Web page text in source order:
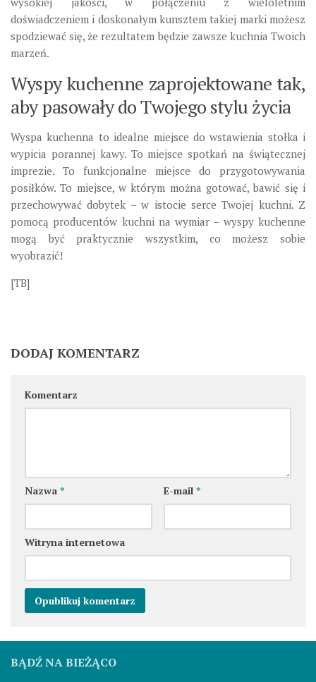
doświadczeniem i doskonałym kunsztem takiej marki możesz
spodziewać się, że rezultatem będzie zawsze kuchnia Twoich
marzeń.
Wyspy kuchenne zaprojektowane tak,
aby pasowały do Twojego stylu życia
Wyspa kuchenna to idealne miejsce do wstawienia stołka i
wypicia porannej kawy. To miejsce spotkań na świątecznej
imprezie. To funkcjonalne miejsce do przygotowywania
posiłków. To miejsce, w którym można gotować, bawić się i
przechowywać dobytek – w istocie serce Twojej kuchni. Z
pomocą producentów kuchni na wymiar – wyspy kuchenne
mogą być praktycznie wszystkim, co możesz sobie
wyobrazić!
[TB]
DODAJ KOMENTARZ
Komentarz
Nazwa * E-mail *
Witryna internetowa
BĄDŹ NA BIEŻĄCO